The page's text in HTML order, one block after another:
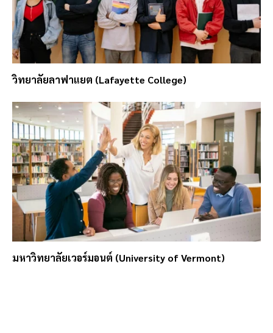
วิทยาลัยลาฟาแยต (Lafayette College)
มหาวิทยาลัยเวอร์มอนต์ (University of Vermont)